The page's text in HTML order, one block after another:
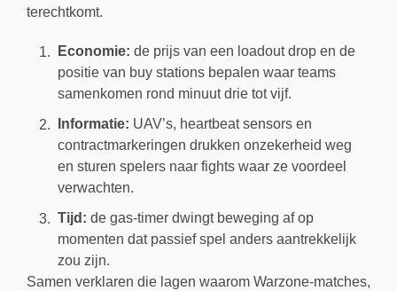
terechtkomt.
Economie: de prijs van een loadout drop en de
positie van buy stations bepalen waar teams
samenkomen rond minuut drie tot vijf.
Informatie: UAV’s, heartbeat sensors en
contractmarkeringen drukken onzekerheid weg
en sturen spelers naar fights waar ze voordeel
verwachten.
Tijd: de gas-timer dwingt beweging af op
momenten dat passief spel anders aantrekkelijk
zou zijn.
Samen verklaren die lagen waarom Warzone-matches,